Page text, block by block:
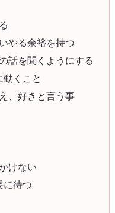
やる余裕を持つ
話を聞くようにする
くこと
、好きと言う事
けない
に待つ